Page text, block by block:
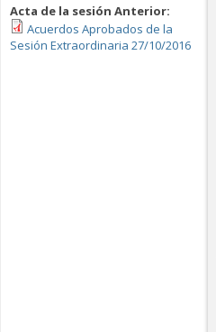
Acta de la sesión Anterior:
Acuerdos Aprobados de la
Sesión Extraordinaria 27/10/2016